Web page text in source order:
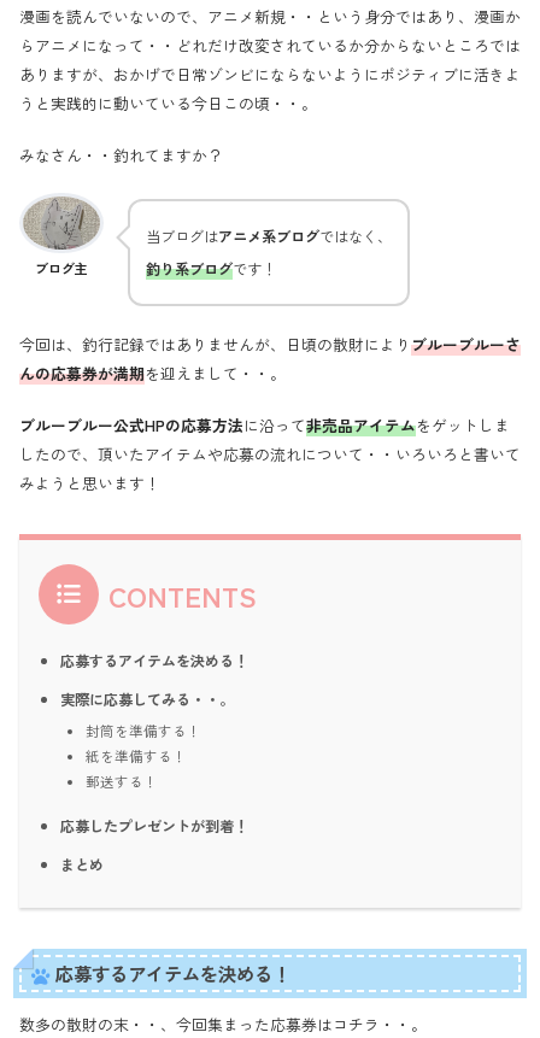
漫画を読んでいないので、アニメ新規・・という身分ではあり、漫画か
らアニメになって・・どれだけ改変されているか分からないところでは
ありますが、おかげで日常ゾンビにならないようにポジティブに活きよ
うと実践的に動いている今日この頃・・。
みなさん・・釣れてますか？
ブログ主
当ブログはアニメ系ブログではなく、
釣り系ブログです！
今回は、釣行記録ではありませんが、日頃の散財により ブルーブルーさ
んの応募券が満期を迎えまして・・。
ブルーブルー公式HPの応募方法に沿って非売品アイテムをゲットしま
したので、頂いたアイテムや応募の流れについて・・いろいろと書いて
みようと思います！
CONTENTS
応募するアイテムを決める！
実際に応募してみる・・。
封筒を準備する！
紙を準備する！
郵送する！
応募したプレゼントが到着！
まとめ
応募するアイテムを決める！
数多の散財の末・・、今回集まった応募券はコチラ・・。